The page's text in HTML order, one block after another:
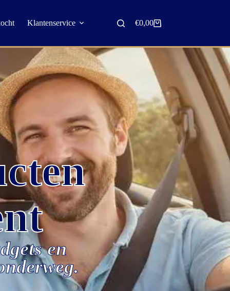
Klantenservice €0,00
en